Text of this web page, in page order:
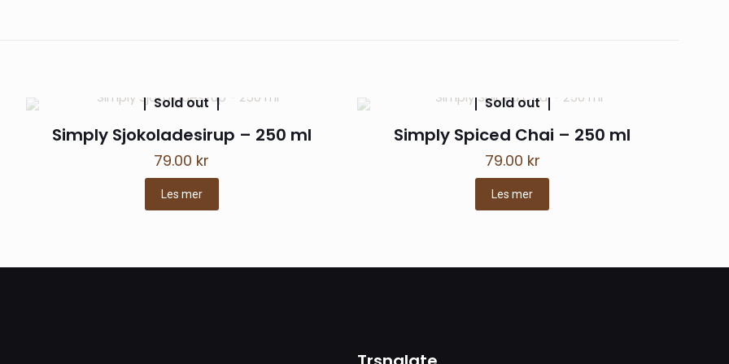
Sold out
Simply Sjokoladesirup – 250 ml
79.00 kr
Les mer
Sold out
Simply Spiced Chai – 250 ml
79.00 kr
Les mer